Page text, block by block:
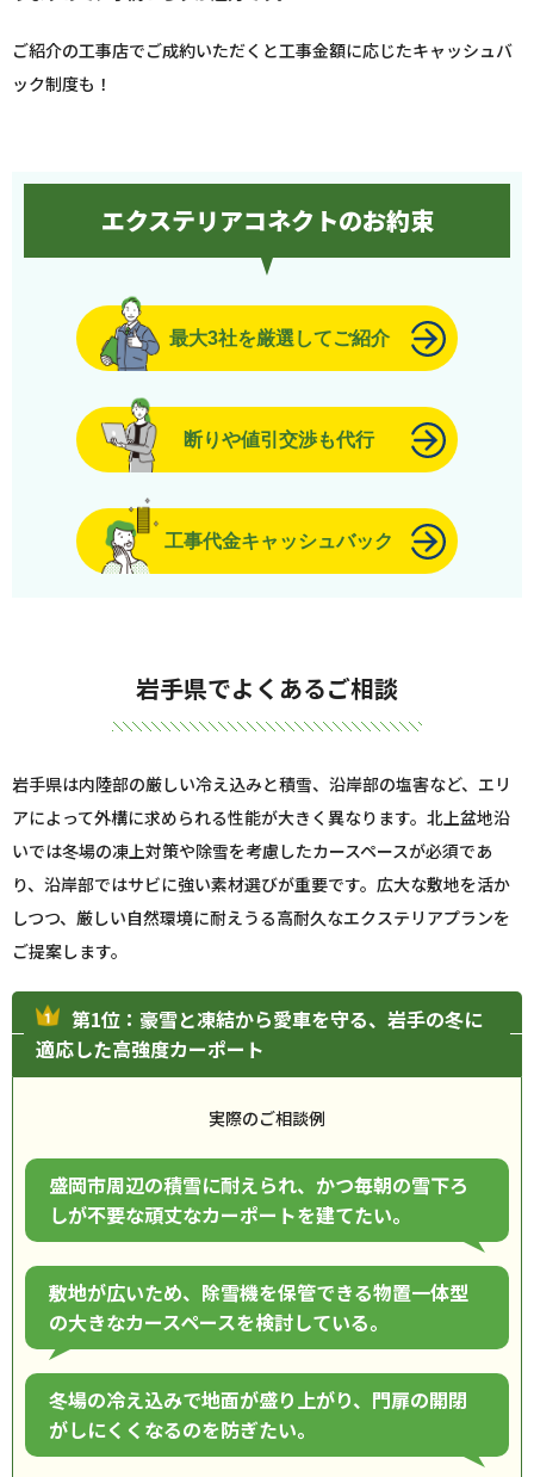
ご紹介の工事店でご成約いただくと工事金額に応じたキャッシュバ
ック制度も！
エクステリアコネクトのお約束
最大3社を厳選してご紹介
断りや値引交渉も代行
工事代金キャッシュバック
岩手県でよくあるご相談
岩手県は内陸部の厳しい冷え込みと積雪、沿岸部の塩害など、エリ
アによって外構に求められる性能が大きく異なります。北上盆地沿
いでは冬場の凍上対策や除雪を考慮したカースペースが必須であ
り、沿岸部ではサビに強い素材選びが重要です。広大な敷地を活か
しつつ、厳しい自然環境に耐えうる高耐久なエクステリアプランを
ご提案します。
第1位：豪雪と凍結から愛車を守る、岩手の冬に
適応した高強度カーポート
実際のご相談例
盛岡市周辺の積雪に耐えられ、かつ毎朝の雪下ろ
しが不要な頑丈なカーポートを建てたい。
敷地が広いため、除雪機を保管できる物置一体型
の大きなカースペースを検討している。
冬場の冷え込みで地面が盛り上がり、門扉の開閉
がしにくくなるのを防ぎたい。